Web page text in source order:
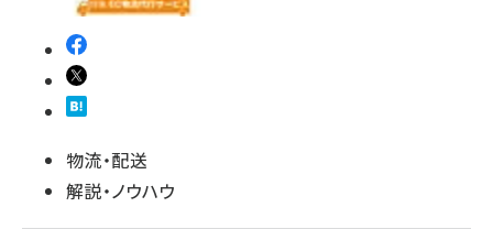
物流・配送
解説・ノウハウ